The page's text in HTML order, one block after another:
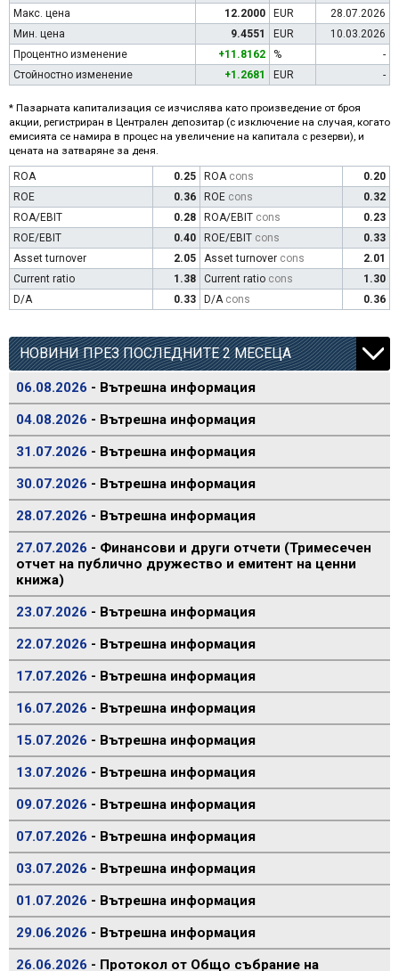
Макс. цена
12.2000 EUR
28.07.2026
Мин. цена
9.4551 EUR
10.03.2026
Процентно изменение
+11.8162 %
-
Стойностно изменение
+1.2681 EUR -
* Пазарната капитализация се изчислява като произведение от броя
акции, регистриран в Централен депозитар (с изключение на случая, когато
емисията се намира в процес на увеличение на капитала с резерви), и
цената на затваряне за деня.
ROA 0.25 ROA cons
0.20
ROE
0.36 ROE cons
0.32
ROA/EBIT
0.28 ROA/EBIT cons
0.23
ROE/EBIT
0.40 ROE/EBIT cons
0.33
Asset turnover
2.05 Asset turnover cons
2.01
Current ratio
1.38 Current ratio cons
1.30
D/A
0.33 D/A cons 0.36
НОВИНИ ПРЕЗ ПОСЛЕДНИТЕ 2 МЕСЕЦА
06.08.2026 - Вътрешна информация
04.08.2026 - Вътрешна информация
31.07.2026 - Вътрешна информация
30.07.2026 - Вътрешна информация
28.07.2026 - Вътрешна информация
27.07.2026 - Финансови и други отчети (Тримесечен
отчет на публично дружество и емитент на ценни
книжа)
23.07.2026 - Вътрешна информация
22.07.2026 - Вътрешна информация
17.07.2026 - Вътрешна информация
16.07.2026 - Вътрешна информация
15.07.2026 - Вътрешна информация
13.07.2026 - Вътрешна информация
09.07.2026 - Вътрешна информация
07.07.2026 - Вътрешна информация
03.07.2026 - Вътрешна информация
01.07.2026 - Вътрешна информация
29.06.2026 - Вътрешна информация
26.06.2026 - Протокол от Общо събрание на